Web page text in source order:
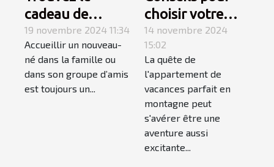
cadeau de
naissance
parfait avec les
produits
personnalisés de
19 novembre 2024 11:34
Accueillir un nouveau-
né dans la famille ou
dans son groupe d’amis
est toujours un...
choisir votre
appartement de
vacances en
montagne
14 novembre 2024
15:02
La quête de
l'appartement de
vacances parfait en
montagne peut
s'avérer être une
aventure aussi
excitante...